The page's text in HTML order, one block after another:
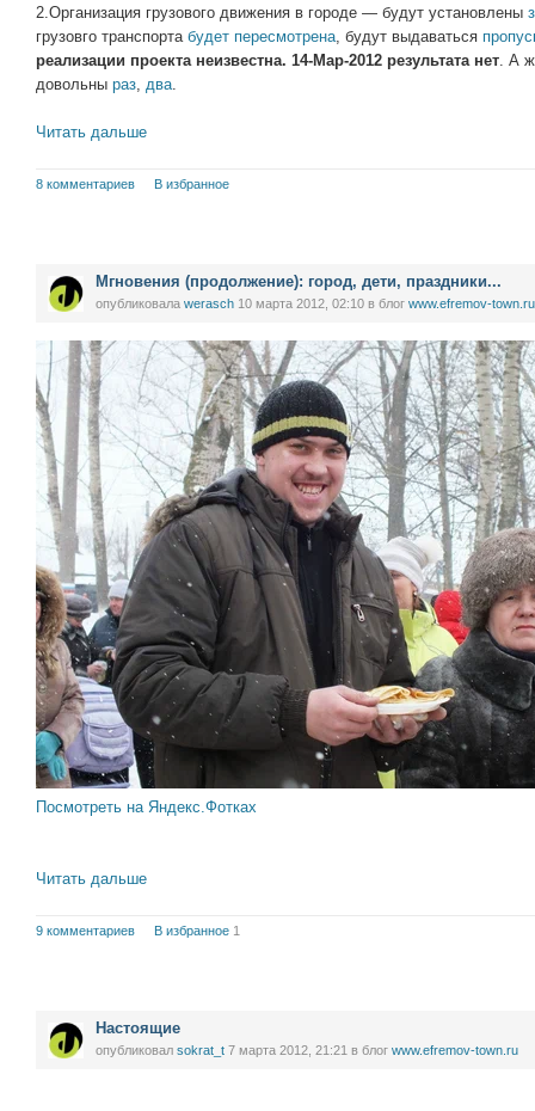
2.Организация грузового движения в городе — будут установлены
грузовго транспорта будет пересмотрена, будут выдаваться
реализации проекта неизвестна. 14-Мар-2012 результата нет. А
довольны раз, два.
Читать дальше
8 комментариев В избранное
Мгновения (продолжение): город, дети, праздники...
опубликовала werasch 10 марта 2012, 02:10 в блог www.efremov-town.ru
Посмотреть на Яндекс.Фотках
Читать дальше
9 комментариев В избранное 1
Настоящие
опубликовал sokrat_t 7 марта 2012, 21:21 в блог www.efremov-town.ru